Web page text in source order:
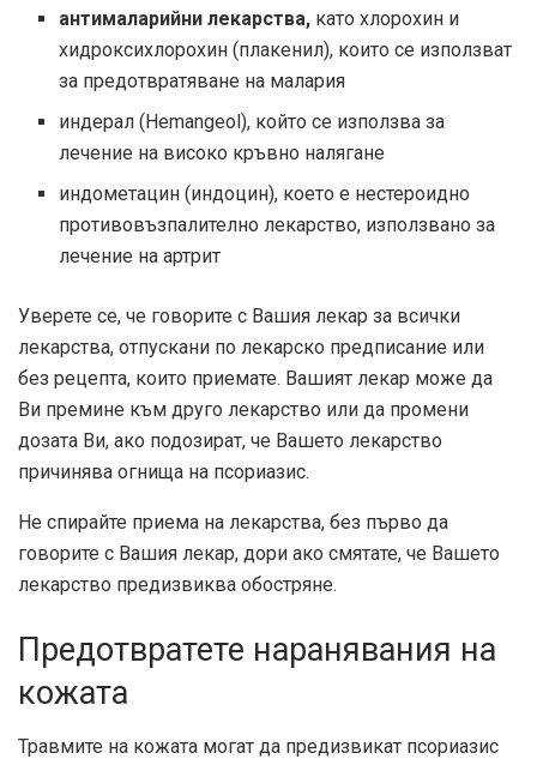
антималарийни лекарства, като хлорохин и
хидроксихлорохин (плакенил), които се използват
за предотвратяване на малария
индерал (Hemangeol), който се използва за
лечение на високо кръвно налягане
индометацин (индоцин), което е нестероидно
противовъзпалително лекарство, използвано за
лечение на артрит
Уверете се, че говорите с Вашия лекар за всички
лекарства, отпускани по лекарско предписание или
без рецепта, които приемате. Вашият лекар може да
Ви премине към друго лекарство или да промени
дозата Ви, ако подозират, че Вашето лекарство
причинява огнища на псориазис.
Не спирайте приема на лекарства, без първо да
говорите с Вашия лекар, дори ако смятате, че Вашето
лекарство предизвиква обостряне.
Предотвратете наранявания на
кожата
Травмите на кожата могат да предизвикат псориазис